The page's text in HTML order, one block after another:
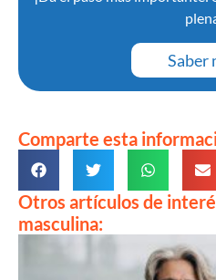
Saber
Comparte esta
Otros artículos de
masculina: